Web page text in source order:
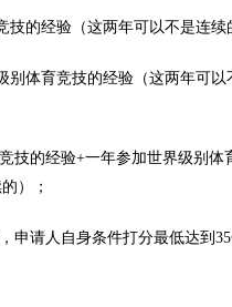
技的经验（这两年可以不是连续
别体育竞技的经验（这两年可以
技的经验+一年参加世界级别体
）；
申请人自身条件打分最低达到